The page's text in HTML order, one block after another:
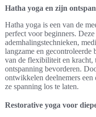
Hatha yoga en zijn
Hatha yoga is een van de
perfect voor beginners.
ademhalingstechnieken,
langzame en gecontroleerde
van de flexibiliteit en kracht,
ontspanning bevorderen.
ontwikkelen deelnemers
ze spanning los te laten.
Restorative yoga voor